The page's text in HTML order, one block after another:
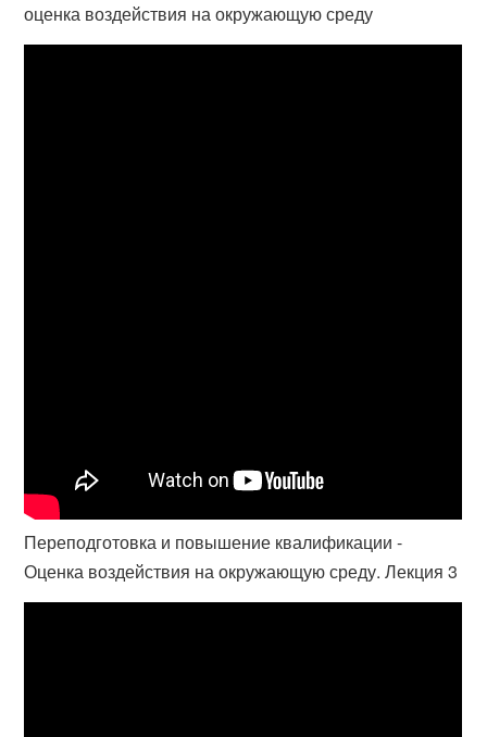
оценка воздействия на окружающую среду
Переподготовка и повышение квалификации -
Оценка воздействия на окружающую среду. Лекция 3